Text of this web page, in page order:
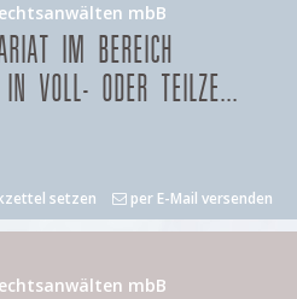
mbB
IM BEREICH
IN VOLL- ODER TEILZE...
setzen per E-Mail versenden
mbB